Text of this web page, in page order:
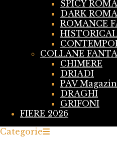
SPICY
DARK
ROMANCE
COLLANE
CHIMERE
DRIADI
PAV
DRAGHI
GRIFONI
FIERE 2026
Categorie